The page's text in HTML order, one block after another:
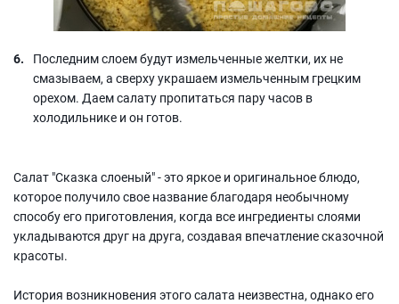
Последним слоем будут измельченные желтки, их не
смазываем, а сверху украшаем измельченным грецким
орехом. Даем салату пропитаться пару часов в
холодильнике и он готов.
Салат "Сказка слоеный" - это яркое и оригинальное блюдо,
которое получило свое название благодаря необычному
способу его приготовления, когда все ингредиенты слоями
укладываются друг на друга, создавая впечатление сказочной
красоты.
История возникновения этого салата неизвестна, однако его